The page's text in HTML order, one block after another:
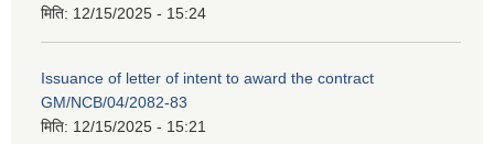
मिति: 12/15/2025 - 15:24
Issuance of letter of intent to award the contract
GM/NCB/04/2082-83
मिति: 12/15/2025 - 15:21